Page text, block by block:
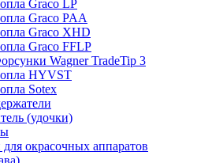
Graco LP
Graco PAA
Graco XHD
Graco FFLP
Wagner TradeTip 3
HYVST
Sotex
(удочки)
окрасочных аппаратов